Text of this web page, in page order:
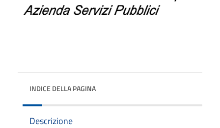
INDICE DELLA PAGINA
Descrizione